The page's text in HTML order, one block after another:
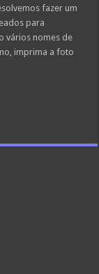
fazer um
para
vários nomes de
imprima a foto